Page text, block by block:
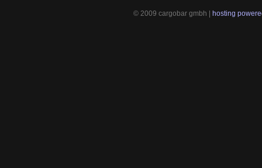
© 2009 cargobar gmbh | hosting